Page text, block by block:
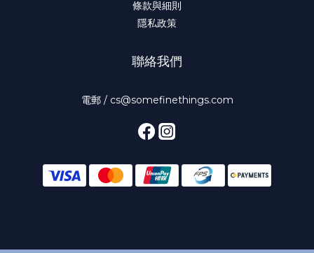
條款與細則
隱私政策
聯絡我們
電郵 / cs@somefinethings.com